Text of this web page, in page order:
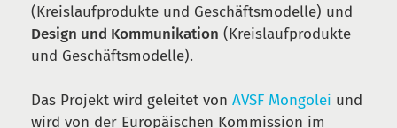
(Kreislaufprodukte und Geschäftsmodelle) und
Design und Kommunikation (Kreislaufprodukte
und Geschäftsmodelle).
Das Projekt wird geleitet von AVSF Mongolei und
wird von der Europäischen Kommission im